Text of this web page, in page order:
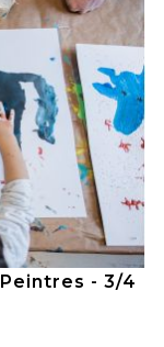
- 3/4